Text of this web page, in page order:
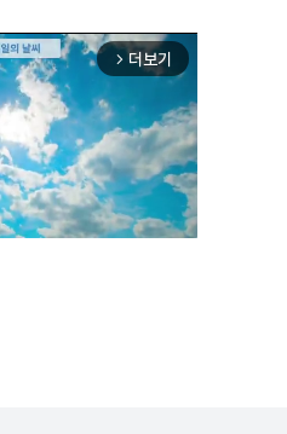
arrow_forward_ios 더보기